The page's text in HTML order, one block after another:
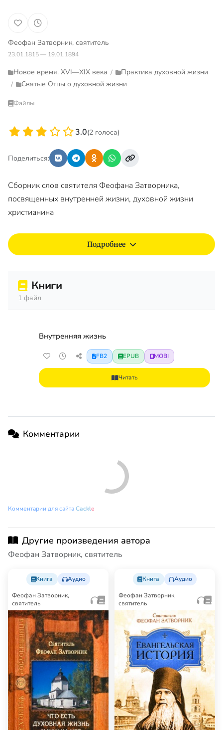
Феофан Затворник, святитель
23.01.1815 — 19.01.1894
Новое время. XVI—XIX века /
Практика духовной жизни
/
Святые Отцы о духовной жизни
Файлы
3.0(2 голоса)
Поделиться:
Сборник слов святителя Феофана Затворника,
посвященных внутренней жизни, духовной жизни
христианина
Подробнее
Книги
1 файл
Внутренняя жизнь
FB2 EPUB MOBI
Читать
Комментарии
Комментарии для сайтаCackle
Другие произведения автора
Феофан Затворник, святитель
Книга Аудио
Феофан Затворник,
святитель
Книга Аудио
Феофан Затворник,
святитель